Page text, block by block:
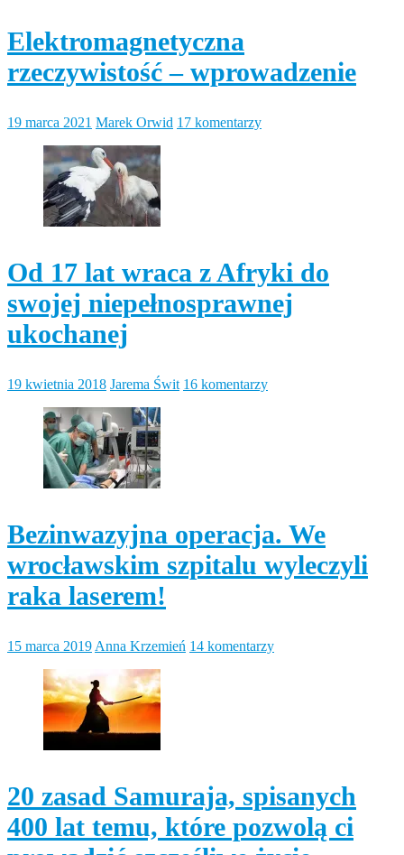
Elektromagnetyczna
rzeczywistość – wprowadzenie
19 marca 2021 Marek Orwid 17 komentarzy
Od 17 lat wraca z Afryki do
swojej niepełnosprawnej
ukochanej
19 kwietnia 2018 Jarema Świt 16 komentarzy
Bezinwazyjna operacja. We
wrocławskim szpitalu wyleczyli
raka laserem!
15 marca 2019 Anna Krzemień 14 komentarzy
20 zasad Samuraja, spisanych
400 lat temu, które pozwolą ci